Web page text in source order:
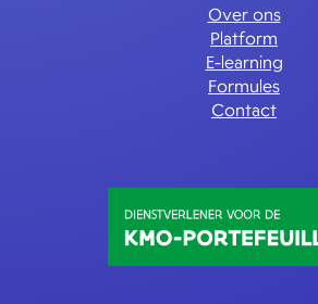
Over ons
Platform
E-learning
Formules
Contact